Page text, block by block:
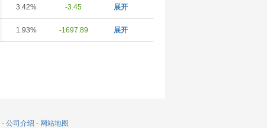
3.42% -3.45 展开
1.93% -1697.89 展开
- 公司介绍 - 网站地图